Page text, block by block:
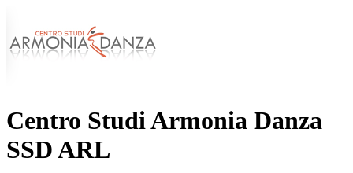
Centro Studi Armonia Danza
SSD ARL